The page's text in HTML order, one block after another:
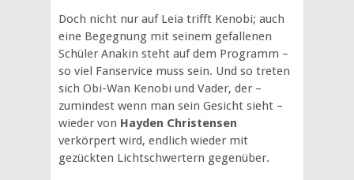
Doch nicht nur auf Leia trifft Kenobi; auch
eine Begegnung mit seinem gefallenen
Schüler Anakin steht auf dem Programm –
so viel Fanservice muss sein. Und so treten
sich Obi-Wan Kenobi und Vader, der –
zumindest wenn man sein Gesicht sieht –
wieder von Hayden Christensen
verkörpert wird, endlich wieder mit
gezückten Lichtschwertern gegenüber.